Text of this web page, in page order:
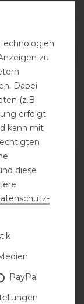
auch
Half Pad
zu
Dabei
(z.B.
erfolgt
kann mit
diese
PayPal